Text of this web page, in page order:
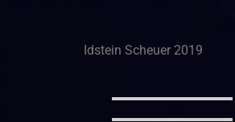
Idstein Scheuer 2019